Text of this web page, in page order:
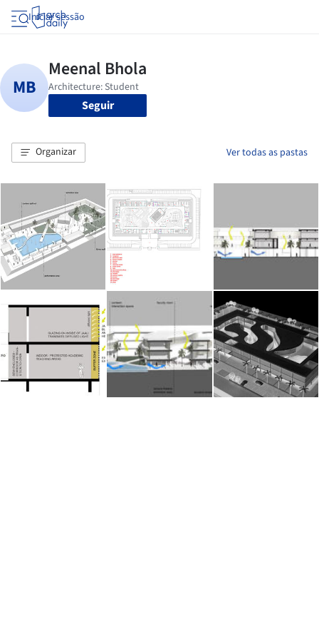
Iniciar sessão
Seguir
Organizar Ver todas as pastas